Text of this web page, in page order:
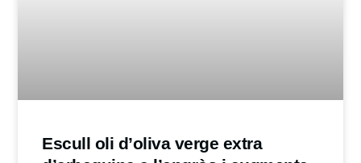
Escull oli d’oliva verge extra